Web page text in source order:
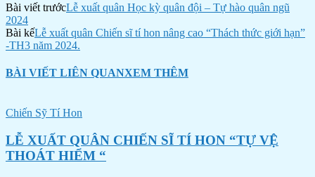
Bài viết trướcLễ xuất quân Học kỳ quân đội – Tự hào quân ngũ
2024
Bài kếLễ xuất quân Chiến sĩ tí hon nâng cao “Thách thức giới hạn”
-TH3 năm 2024.
BÀI VIẾT LIÊN QUANXEM THÊM
Chiến Sỹ Tí Hon
LỄ XUẤT QUÂN CHIẾN SĨ TÍ HON “TỰ VỆ
THOÁT HIỂM “